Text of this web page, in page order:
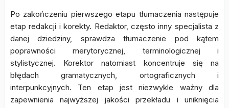
Po zakończeniu pierwszego etapu tłumaczenia następuje
etap redakcji i korekty. Redaktor, często inny specjalista z
danej dziedziny, sprawdza tłumaczenie pod kątem
poprawności merytorycznej, terminologicznej i
stylistycznej. Korektor natomiast koncentruje się na
błędach gramatycznych, ortograficznych i
interpunkcyjnych. Ten etap jest niezwykle ważny dla
zapewnienia najwyższej jakości przekładu i uniknięcia